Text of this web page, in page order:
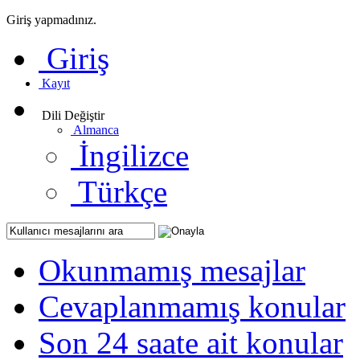
Giriş yapmadınız.
Giriş
Kayıt
Dili Değiştir
Almanca
İngilizce
Türkçe
Okunmamış mesajlar
Cevaplanmamış konular
Son 24 saate ait konular